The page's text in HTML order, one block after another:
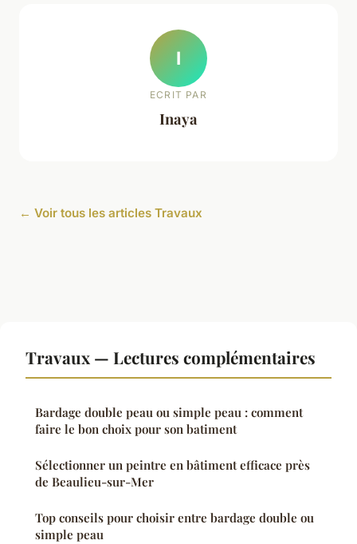
I
ECRIT PAR
Inaya
← Voir tous les articles Travaux
Travaux — Lectures complémentaires
Bardage double peau ou simple peau : comment
faire le bon choix pour son batiment
Sélectionner un peintre en bâtiment efficace près
de Beaulieu-sur-Mer
Top conseils pour choisir entre bardage double ou
simple peau